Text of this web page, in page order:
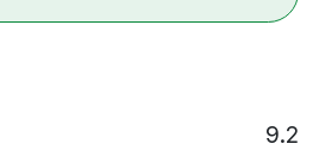
9.2